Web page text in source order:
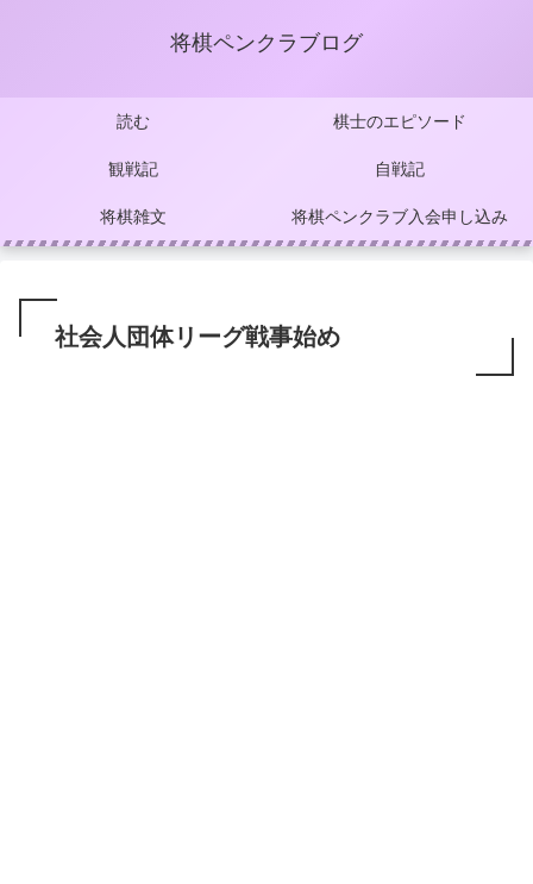
将棋ペンクラブログ
読む 棋士のエピソード
観戦記 自戦記
将棋雑文 将棋ペンクラブ入会申し込み
社会人団体リーグ戦事始め